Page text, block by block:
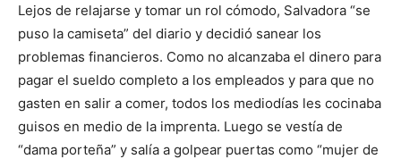
Lejos de relajarse y tomar un rol cómodo, Salvadora “se
puso la camiseta” del diario y decidió sanear los
problemas financieros. Como no alcanzaba el dinero para
pagar el sueldo completo a los empleados y para que no
gasten en salir a comer, todos los mediodías les cocinaba
guisos en medio de la imprenta. Luego se vestía de
“dama porteña” y salía a golpear puertas como “mujer de